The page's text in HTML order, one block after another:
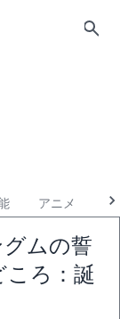
アニメ
ムの誓
ころ：誕